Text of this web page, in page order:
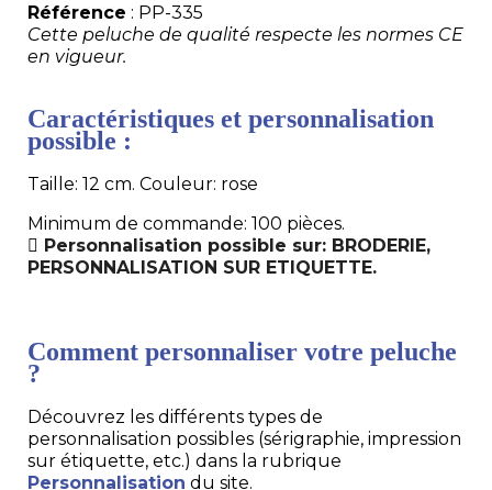
Référence : PP-335
Cette peluche de qualité respecte les normes CE
en vigueur.
Caractéristiques et personnalisation
possible :
Taille: 12 cm. Couleur: rose
Minimum de commande: 100 pièces.
Personnalisation possible sur: BRODERIE,
PERSONNALISATION SUR ETIQUETTE.
Comment personnaliser votre peluche
?
Découvrez les différents types de
personnalisation possibles (sérigraphie, impression
sur étiquette, etc.) dans la rubrique
Personnalisation du site.